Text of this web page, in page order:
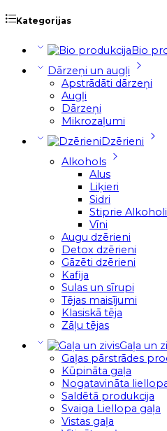
Kategorijas
Bio
Dārzeņi un augļi
Apstrādāti dārzeņi
Augļi
Dārzeņi
Mikrozaļumi
Dzērieni
Alkohols
Alus
Liķieri
Sidri
Stiprie
Vīni
Augu dzērieni
Detox dzērieni
Gāzēti dzērieni
Kafija
Sulas un sīrupi
Tējas maisījumi
Klasiskā tēja
Zāļu tējas
Gaļa un
Gaļas pārstrādes
Kūpināta gaļa
Nogatavināta
Saldētā produkcija
Svaiga Liellopa gaļa
Vistas gaļa